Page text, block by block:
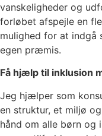
vanskeligheder og
forløbet afspejle en
mulighed for at indgå
egen præmis.
Få hjælp til inklusion
Jeg hjælper som
en struktur, et miljø
hånd om alle børn og